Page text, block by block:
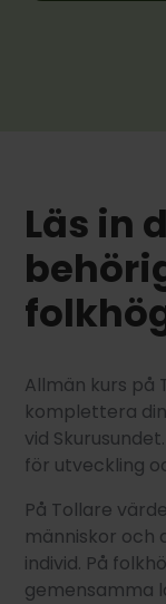
Läs in
Allmän kurs på
komplettera
vid
för utveckling
På Tollare
människor och
individ. På
gemensamma